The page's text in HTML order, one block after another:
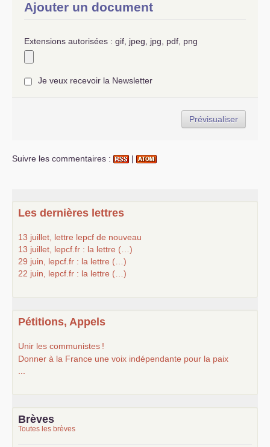
Ajouter un document
Extensions autorisées : gif, jpeg, jpg, pdf, png
Je veux recevoir la Newsletter
Suivre les commentaires : |
Les dernières lettres
13 juillet, lettre lepcf de nouveau
13 juillet, lepcf.fr : la lettre (…)
29 juin, lepcf.fr : la lettre (…)
22 juin, lepcf.fr : la lettre (…)
Pétitions, Appels
Unir les communistes !
Donner à la France une voix indépendante pour la paix
Brèves
Toutes les brèves